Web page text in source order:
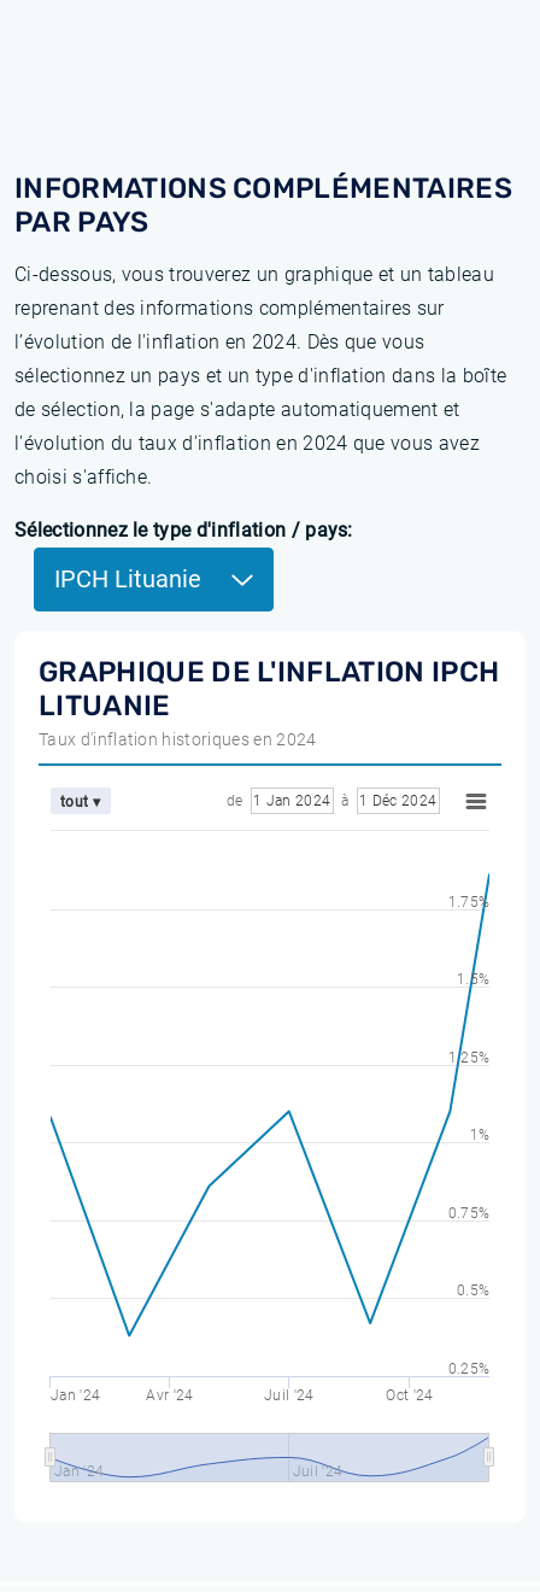
INFORMATIONS COMPLÉMENTAIRES
PAR PAYS
Ci-dessous, vous trouverez un graphique et un tableau
reprenant des informations complémentaires sur
l’évolution de l'inflation en 2024. Dès que vous
sélectionnez un pays et un type d'inflation dans la boîte
de sélection, la page s'adapte automatiquement et
l'évolution du taux d'inflation en 2024 que vous avez
choisi s'affiche.
Sélectionnez le type d'inflation / pays:
IPCH Lituanie
GRAPHIQUE DE L'INFLATION IPCH
LITUANIE
Taux d'inflation historiques en 2024
tout ▾ de 1 Jan 2024 à 1 Déc 2024
Jan '24 Avr '24 Juil '24 Oct '24
Jan '24 Juil '24
0.25%
0.5%
0.75%
1%
1.25%
1.5%
1.75%